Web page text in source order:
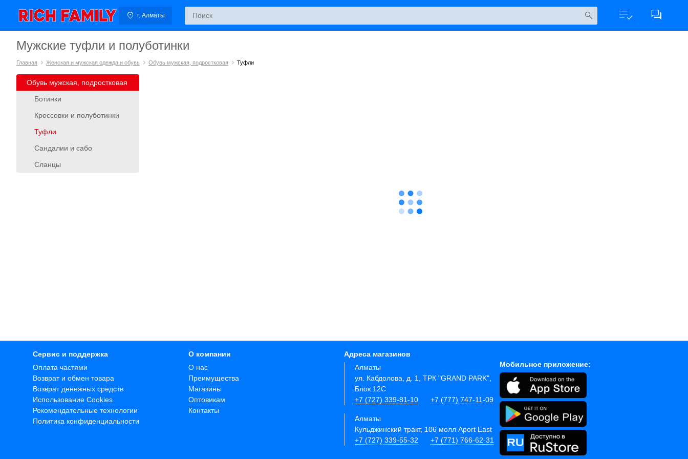
г. Алматы
Мужские туфли и полуботинки
Главная Женская и мужская одежда и обувь Обувь мужская, подростковая Туфли
Обувь мужская, подростковая
Ботинки
Кроссовки и полуботинки
Туфли
Сандалии и сабо
Сланцы
Сервис и поддержка
Оплата частями
Возврат и обмен товара
Возврат денежных средств
Использование Cookies
Рекомендательные технологии
Политика конфиденциальности
О компании
О нас
Преимущества
Магазины
Оптовикам
Контакты
Адреса магазинов
Алматы
ул. Кабдолова, д. 1, ТРК "GRAND PARK",
Блок 12C
+7 (727) 339-81-10
+7 (777) 747-11-09
Алматы
Кульджинский тракт, 106 молл Aport East
+7 (727) 339-55-32
+7 (771) 766-62-31
Мобильное приложение: